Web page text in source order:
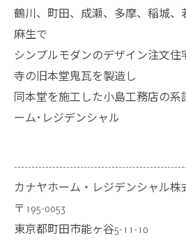
鶴川、町田、成瀬、多摩、稲城、
麻生で
シンプルモダンのデザイン注文住
寺の旧本堂鬼瓦を製造し
同本堂を施工した小島工務店の
ーム･レジデンシャル
カナヤホーム・レジデンシャル株
〒195-0053
東京都町田市能ヶ谷5-11-10